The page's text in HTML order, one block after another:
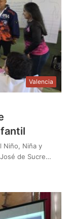
Valencia
Niño, Niña y
de Sucre…